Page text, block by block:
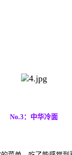
No.3：中华冷面